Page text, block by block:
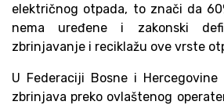
električnog otpada, to znači da
nema uređene i zakonski
zbrinjavanje i reciklažu ove vrste
U Federaciji Bosne i
zbrinjava preko ovlaštenog